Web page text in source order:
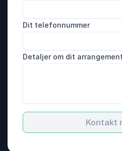
Dit telefonnummer
Detaljer om dit arrangement
Kontakt